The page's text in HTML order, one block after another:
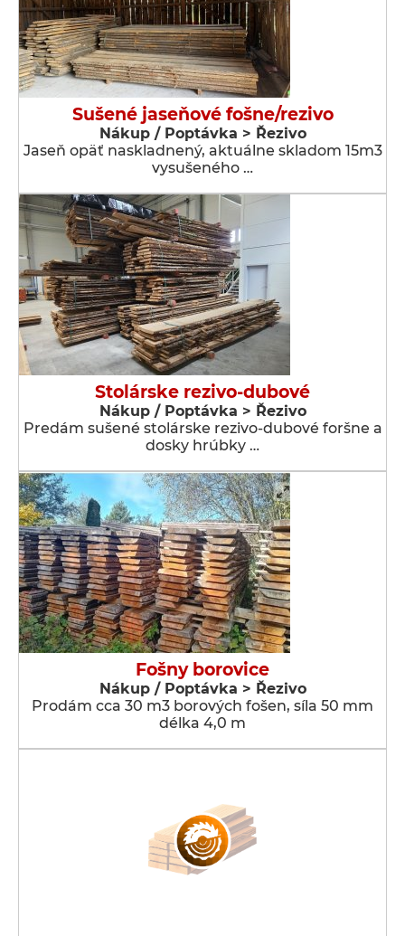
Sušené jaseňové fošne/rezivo
Nákup / Poptávka > Řezivo
Jaseň opäť naskladnený, aktuálne skladom 15m3
vysušeného …
Stolárske rezivo-dubové
Nákup / Poptávka > Řezivo
Predám sušené stolárske rezivo-dubové foršne a
dosky hrúbky …
Fošny borovice
Nákup / Poptávka > Řezivo
Prodám cca 30 m3 borových fošen, síla 50 mm
délka 4,0 m